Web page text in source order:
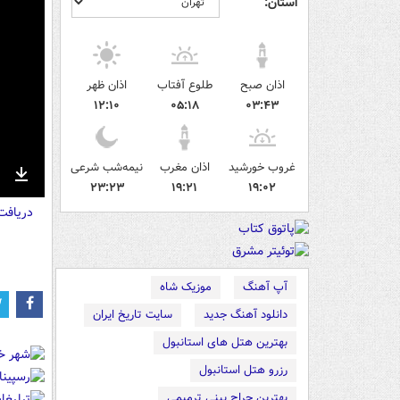
اذان صبح
۰۳:۴۳
طلوع آفتاب
۰۵:۱۸
اذان ظهر
۱۲:۱۰
غروب خورشید
۱۹:۰۲
اذان مغرب
۱۹:۲۱
نیمه‌شب شرعی
۲۳:۲۳
آپ آهنگ
موزیک شاه
دانلود آهنگ جدید
سایت تاریخ ایران
بهترین هتل های استانبول
رزرو هتل استانبول